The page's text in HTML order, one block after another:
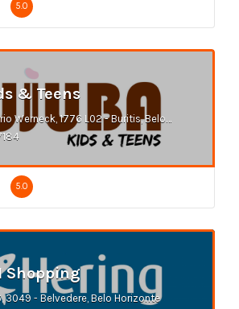
5.0
& Teens
Av. Professor Mário Werneck, 1776 L02 - Buritis, Belo Horizonte
5.0
Shopping
3049 - Belvedere, Belo Horizonte